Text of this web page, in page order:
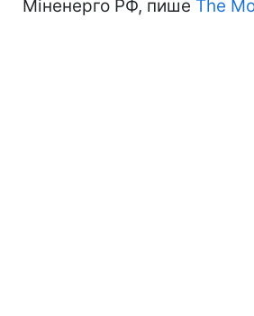
Міненерго РФ, пише The